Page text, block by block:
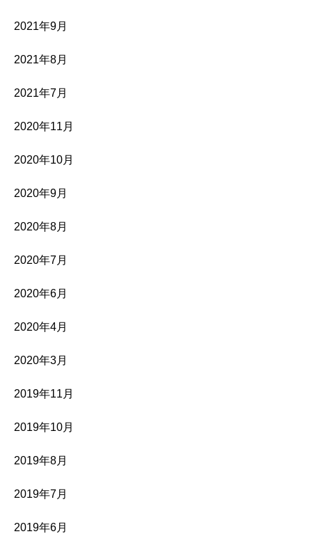
2021年9月
2021年8月
2021年7月
2020年11月
2020年10月
2020年9月
2020年8月
2020年7月
2020年6月
2020年4月
2020年3月
2019年11月
2019年10月
2019年8月
2019年7月
2019年6月